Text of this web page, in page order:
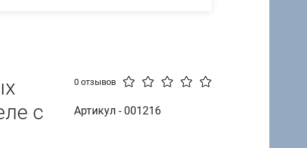
с
0 отзывов
Артикул - 001216